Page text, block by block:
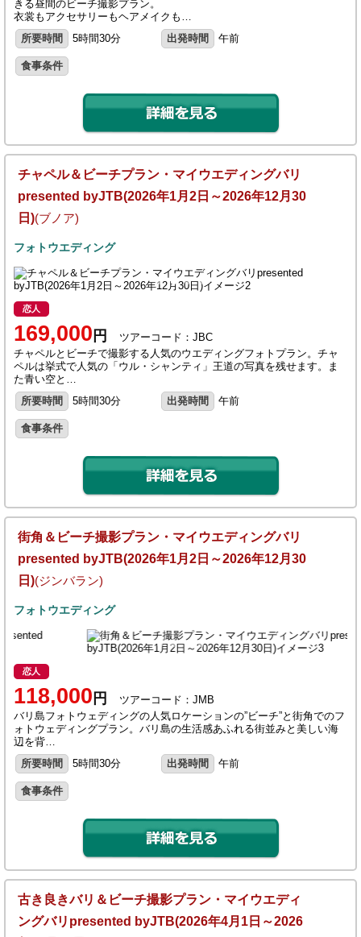
きる昼間のビーチ撮影プラン。
衣裳もアクセサリーもヘアメイクも…
所要時間
5時間30分 出発時間 午前
食事条件
チャペル＆ビーチプラン・マイウエディングバリ
presented byJTB(2026年1月2日～2026年12月30
日)(ブノア)
フォトウエディング
恋人
169,000 円
ツアーコード：JBC
チャペルとビーチで撮影する人気のウエディングフォトプラン。チャ
ペルは挙式で人気の「ウル・シャンティ」王道の写真を残せます。ま
た青い空と…
所要時間
5時間30分 出発時間 午前
食事条件
街角＆ビーチ撮影プラン・マイウエディングバリ
presented byJTB(2026年1月2日～2026年12月30
日)(ジンバラン)
フォトウエディング
恋人
118,000 円
ツアーコード：JMB
バリ島フォトウェディングの人気ロケーションの”ビーチ”と街角でのフ
ォトウェディングプラン。バリ島の生活感あふれる街並みと美しい海
辺を背…
所要時間
5時間30分 出発時間 午前
食事条件
古き良きバリ＆ビーチ撮影プラン・マイウエディ
ングバリpresented byJTB(2026年4月1日～2026